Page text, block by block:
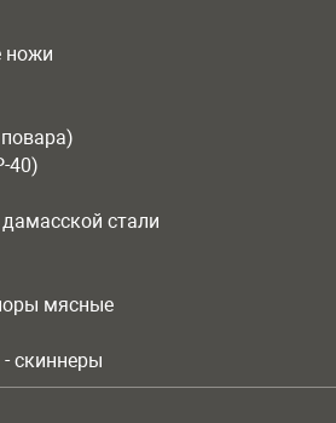
ножи
40)
стали
мясные
скиннеры